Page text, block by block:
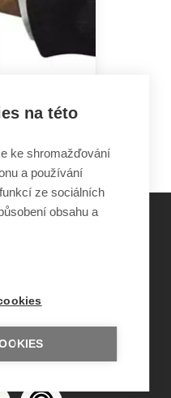
Sirius
8876
mailem
na této
ke shromažďování
a používání
ze sociálních
obsahu a